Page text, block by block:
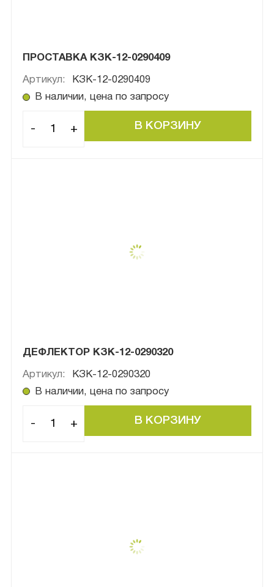
ПРОСТАВКА КЗК-12-0290409
Артикул:
КЗК-12-0290409
В наличии, цена по запросу
- +
ДЕФЛЕКТОР КЗК-12-0290320
Артикул:
КЗК-12-0290320
В наличии, цена по запросу
- +